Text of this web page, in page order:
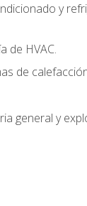
y
de HVAC.
de
general y